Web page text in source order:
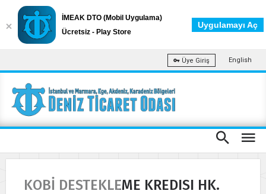
Üye Giriş English
KOBİ DESTEKLEME KREDISI HK.
İMEAK DTO (Mobil Uygulama)
Ücretsiz - Play Store
Uygulamayı Aç